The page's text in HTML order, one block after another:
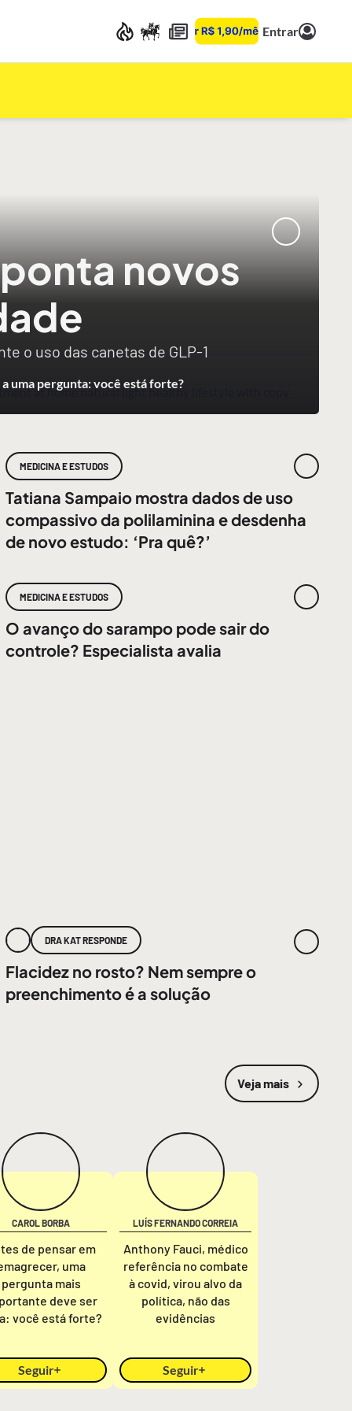
Entrar
novos
o uso das canetas de GLP-1
uma pergunta: você está forte?
MEDICINA E ESTUDOS
Tatiana Sampaio mostra dados de uso
compassivo da polilaminina e desdenha
de novo estudo: ‘Pra quê?’
MEDICINA E ESTUDOS
O avanço do sarampo pode sair do
controle? Especialista avalia
DRA KAT RESPONDE
Flacidez no rosto? Nem sempre o
preenchimento é a solução
Veja mais
CAROL BORBA
de pensar em
uma
pergunta mais
deve ser
você está forte?
Seguir
LUÍS FERNANDO CORREIA
Anthony Fauci, médico
referência no combate
à covid, virou alvo da
política, não das
evidências
Seguir